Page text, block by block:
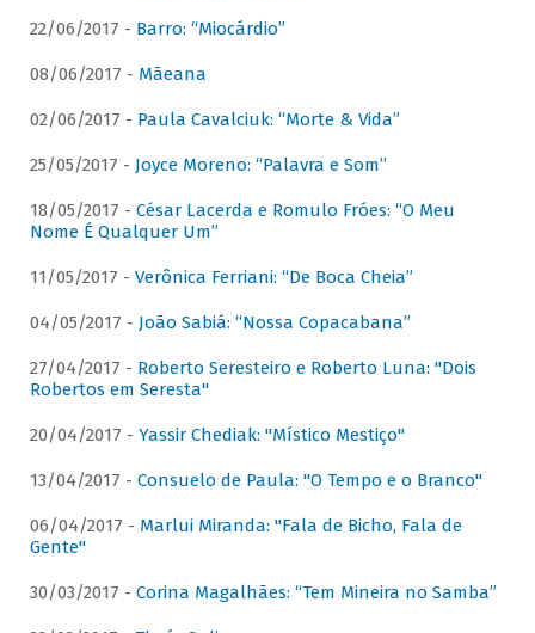
22/06/2017 - Barro: “Miocárdio”
08/06/2017 - Mãeana
02/06/2017 - Paula Cavalciuk: “Morte & Vida”
25/05/2017 - Joyce Moreno: “Palavra e Som”
18/05/2017 - César Lacerda e Romulo Fróes: “O Meu
Nome É Qualquer Um”
11/05/2017 - Verônica Ferriani: “De Boca Cheia”
04/05/2017 - João Sabiá: “Nossa Copacabana”
27/04/2017 - Roberto Seresteiro e Roberto Luna: "Dois
Robertos em Seresta"
20/04/2017 - Yassir Chediak: "Místico Mestiço"
13/04/2017 - Consuelo de Paula: "O Tempo e o Branco"
06/04/2017 - Marlui Miranda: "Fala de Bicho, Fala de
Gente"
30/03/2017 - Corina Magalhães: “Tem Mineira no Samba”